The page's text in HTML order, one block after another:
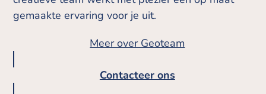
gemaakte ervaring voor je uit.
Meer over Geoteam
Contacteer ons